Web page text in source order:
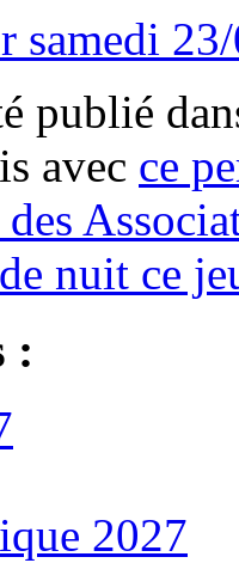
samedi
publié
avec ce
nuit ce
:
2027